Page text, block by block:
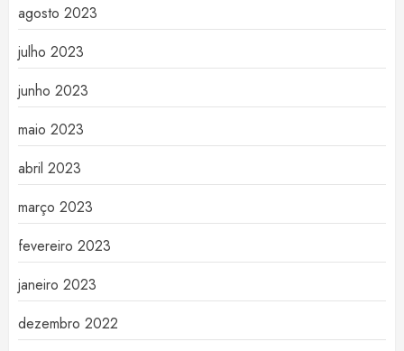
agosto 2023
julho 2023
junho 2023
maio 2023
abril 2023
março 2023
fevereiro 2023
janeiro 2023
dezembro 2022